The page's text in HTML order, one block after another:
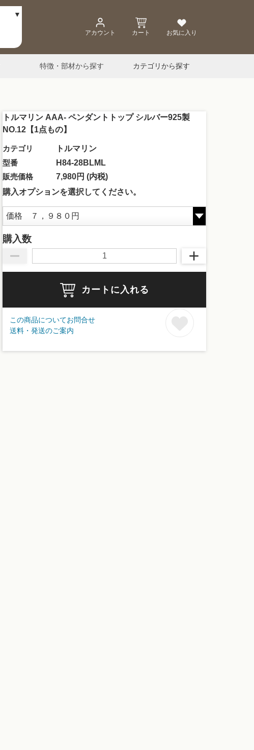
アカウント カート お気に入り
特徴・部材から探す カテゴリから探す
トルマリン AAA- ペンダントトップ シルバー925製
NO.12【1点もの】
カテゴリ
トルマリン
型番
H84-28BLML
販売価格
7,980円 (内税)
購入オプションを選択してください。
購入数
カートに入れる
この商品についてお問合せ
送料・発送のご案内